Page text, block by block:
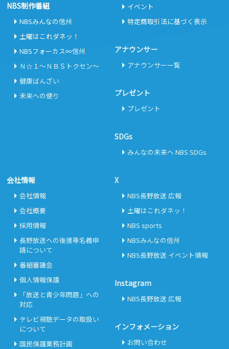
NBS制作番組
NBSみんなの信州
土曜はこれダネッ！
NBSフォーカス∞信州
Ｎ☆１～ＮＢＳトクセン～
健康ばんざい
未来への便り
イベント
特定商取引法に基づく表示
アナウンサー
アナウンサー一覧
プレゼント
プレゼント
SDGs
みんなの未来へ NBS SDGs
会社情報
会社情報
会社概要
採用情報
長野放送への後援等名義申
請について
番組審議会
個人情報保護
「放送と青少年問題」への
対応
テレビ視聴データの取扱い
について
国民保護業務計画
X
NBS長野放送 広報
土曜はこれダネッ！
NBS sports
NBSみんなの信州
NBS長野放送 イベント情報
Instagram
NBS長野放送 広報
インフォメーション
お問い合わせ